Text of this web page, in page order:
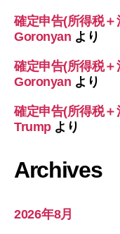
確定申告(所得税
Goronyan より
確定申告(所得税
Goronyan より
確定申告(所得税
Trumpより
Archives
2026年8月